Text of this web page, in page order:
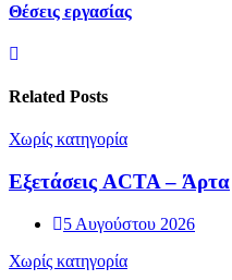
Θέσεις εργασίας
Related Posts
Χωρίς κατηγορία
Εξετάσεις ACTA – Άρτα
5 Αυγούστου 2026
Χωρίς κατηγορία